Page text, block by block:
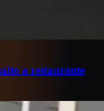
a restaurante